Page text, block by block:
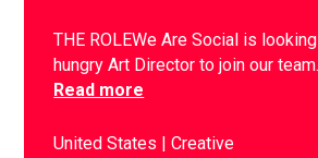
THE ROLEWe Are Social is
hungry Art Director to join our
Read more
United States Creative